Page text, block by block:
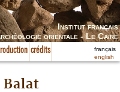
Institut français
orientale - Le Caire
crédits
français
english
Balat